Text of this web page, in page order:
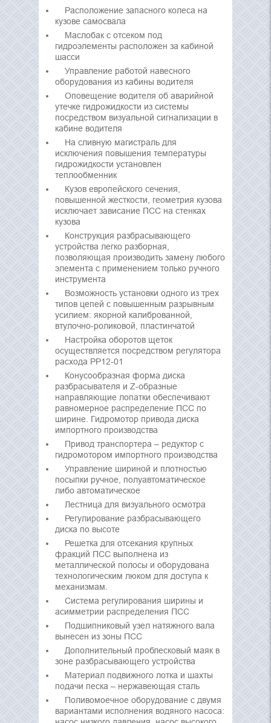
Расположение запасного колеса на
кузове самосвала
Маслобак с отсеком под
гидроэлементы расположен за кабиной
шасси
Управление работой навесного
оборудования из кабины водителя
Оповещение водителя об аварийной
утечке гидрожидкости из системы
посредством визуальной сигнализации в
кабине водителя
На сливную магистраль для
исключения повышения температуры
гидрожидкости установлен
теплообменник
Кузов европейского сечения,
повышенной жесткости, геометрия кузова
исключает зависание ПСС на стенках
кузова
Конструкция разбрасывающего
устройства легко разборная,
позволяющая производить замену любого
элемента с применением только ручного
инструмента
Возможность установки одного из трех
типов цепей с повышенным разрывным
усилием: якорной калиброванной,
втулочно-роликовой, пластинчатой
Настройка оборотов щеток
осуществляется посредством регулятора
расхода РР12-01
Конусообразная форма диска
разбрасывателя и Z-образные
направляющие лопатки обеспечивают
равномерное распределение ПСС по
ширине. Гидромотор привода диска
импортного производства
Привод транспортера – редуктор с
гидромотором импортного производства
Управление шириной и плотностью
посыпки ручное, полуавтоматическое
либо автоматическое
Лестница для визуального осмотра
Регулирование разбрасывающего
диска по высоте
Решетка для отсекания крупных
фракций ПСС выполнена из
металлической полосы и оборудована
технологическим люком для доступа к
механизмам.
Система регулирования ширины и
асимметрии распределения ПСС
Подшипниковый узел натяжного вала
вынесен из зоны ПСС
Дополнительный проблесковый маяк в
зоне разбрасывающего устройства
Материал подвижного лотка и шахты
подачи песка – нержавеющая сталь
Поливомоечное оборудование с двумя
вариантами исполнения водяного насоса: